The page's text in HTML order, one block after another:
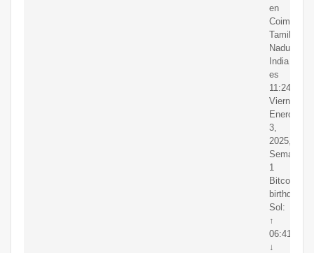
en
Tamil
Nadu,
India
es
11:24:21
Viernes,
Enero
3,
2025,
Semana
1
Bitcoin's
birthday
Sol:
↑
06:41
↓